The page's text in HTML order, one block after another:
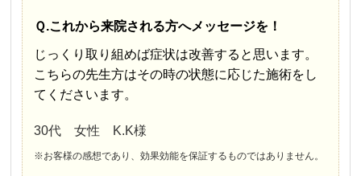
Ｑ.これから来院される方へメッセージを！
じっくり取り組めば症状は改善すると思います。
こちらの先生方はその時の状態に応じた施術をし
てくださいます。
30代 女性 K.K様
※お客様の感想であり、効果効能を保証するものではありません。